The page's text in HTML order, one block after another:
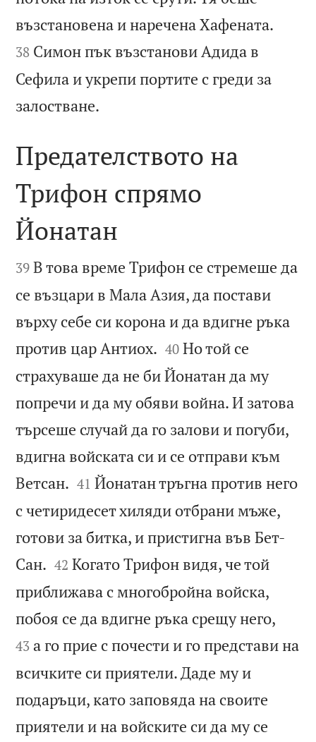
възстановена и наречена Хафената.
38 Симон пък възстанови Адида в
Сефила и укрепи портите с греди за
залостване.

Предателството на
Трифон спрямо
Йонатан

39 В това време Трифон се стремеше да
се възцари в Мала Азия, да постави
върху себе си корона и да вдигне ръка
против цар Антиох. 

40 Но той се
страхуваше да не би Йонатан да му
попречи и да му обяви война. И затова
търсеше случай да го залови и погуби,
вдигна войската си и се отправи към
Ветсан. 

41 Йонатан тръгна против него
с четиридесет хиляди отбрани мъже,
готови за битка, и пристигна във Бет-
Сан. 

42 Когато Трифон видя, че той
приближава с многобройна войска,
побоя се да вдигне ръка срещу него,
43 а го прие с почести и го представи на
всичките си приятели. Даде му и
подаръци, като заповяда на своите
приятели и на войските си да му се